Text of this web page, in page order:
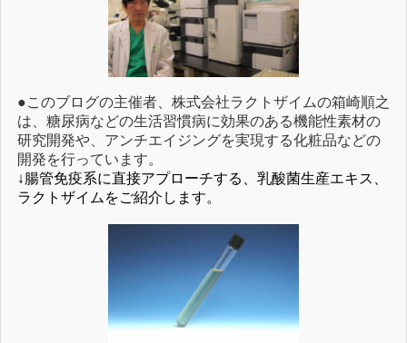
●このブログの主催者、株式会社ラクトザイムの箱崎順之
は、糖尿病などの生活習慣病に効果のある機能性素材の
研究開発や、アンチエイジングを実現する化粧品などの
開発を行っています。
↓腸管免疫系に直接アプローチする、乳酸菌生産エキス、
ラクトザイムをご紹介します。